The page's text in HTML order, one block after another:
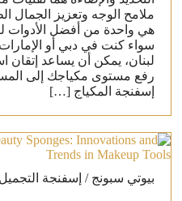
ملامح الوجه وتعزيز الجمال
هي واحدة من أفضل الأدوات
سواء كنت في دبي أو الإمارات
لبنان، يمكن أن يساعد إتقان
رفع مستوى مكياجك إلى
إسفنجة المكياج […]
بيوتي سبونج / إسفنجة التجميل